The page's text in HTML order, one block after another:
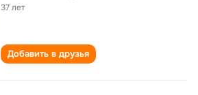
37 лет
Добавить в друзья